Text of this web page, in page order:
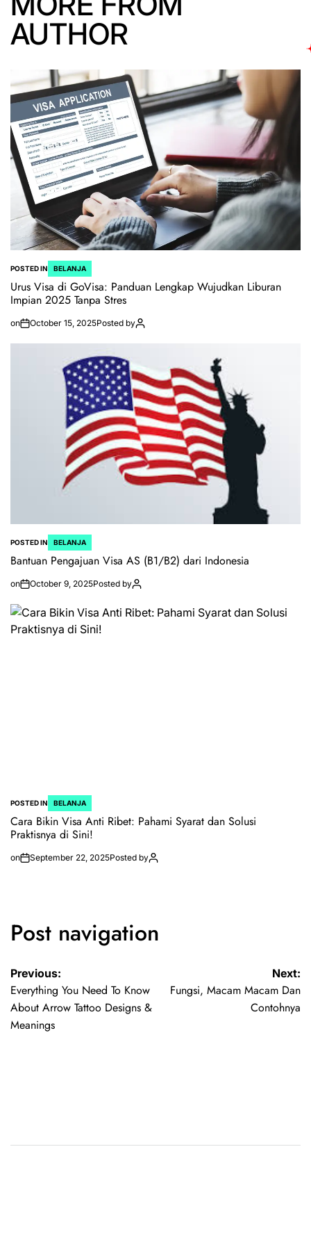
AUTHOR
POSTED IN BELANJA
Urus Visa di GoVisa: Panduan Lengkap Wujudkan Liburan
Impian 2025 Tanpa Stres
on October 15, 2025Posted by
POSTED IN BELANJA
Bantuan Pengajuan Visa AS (B1/B2) dari Indonesia
on October 9, 2025Posted by
POSTED IN BELANJA
Cara Bikin Visa Anti Ribet: Pahami Syarat dan Solusi
Praktisnya di Sini!
on September 22, 2025Posted by
Post navigation
Previous:
Everything You Need To Know
About Arrow Tattoo Designs &
Meanings
Next:
Fungsi, Macam Macam Dan
Contohnya